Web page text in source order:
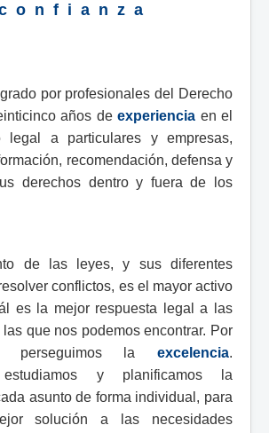
o n f i a n z a
por profesionales del Derecho
años de experiencia en el
legal a particulares y empresas,
recomendación, defensa y
derechos dentro y fuera de los
de las leyes, y sus diferentes
conflictos, es el mayor activo
es la mejor respuesta legal a las
que nos podemos encontrar. Por
perseguimos la excelencia.
estudiamos y planificamos la
asunto de forma individual, para
solución a las necesidades